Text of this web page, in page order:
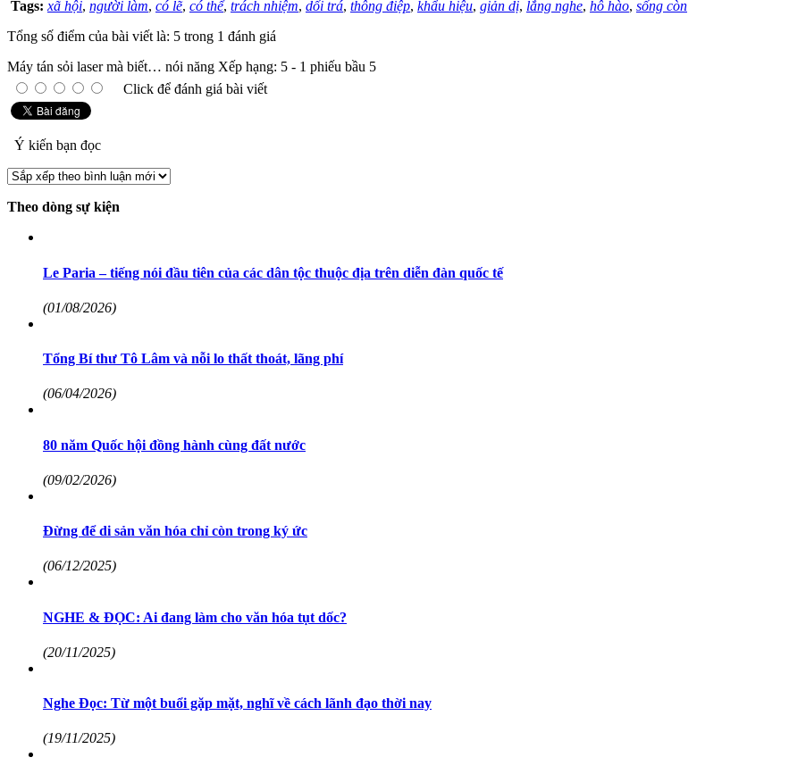
Tags: xã hội, người làm, có lẽ, có thể, trách nhiệm, dối trá, thông điệp, khẩu hiệu, giản dị, lắng nghe, hô hào, sống còn
Tổng số điểm của bài viết là: 5 trong 1 đánh giá
Máy tán sỏi laser mà biết… nói năng Xếp hạng: 5 - 1 phiếu bầu 5
Click để đánh giá bài viết
Ý kiến bạn đọc
Theo dòng sự kiện
Le Paria – tiếng nói đầu tiên của các dân tộc thuộc địa trên diễn đàn quốc tế
(01/08/2026)
Tổng Bí thư Tô Lâm và nỗi lo thất thoát, lãng phí
(06/04/2026)
80 năm Quốc hội đồng hành cùng đất nước
(09/02/2026)
Đừng để di sản văn hóa chỉ còn trong ký ức
(06/12/2025)
NGHE & ĐỌC: Ai đang làm cho văn hóa tụt dốc?
(20/11/2025)
Nghe Đọc: Từ một buổi gặp mặt, nghĩ về cách lãnh đạo thời nay
(19/11/2025)